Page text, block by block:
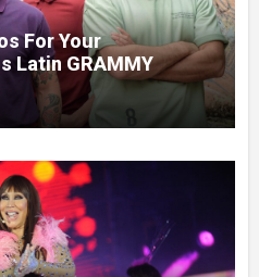
For Your
Latin GRAMMY